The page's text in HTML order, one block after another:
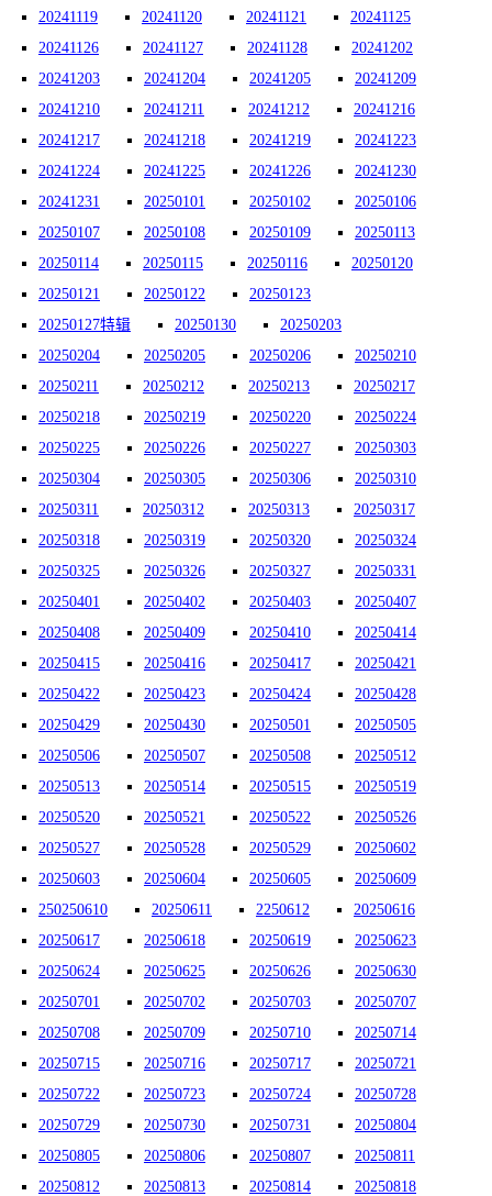
20241119
20241120 20241121
20241125
20241126
20241127 20241128
20241202
20241203
20241204 20241205
20241209
20241210
20241211 20241212
20241216
20241217
20241218 20241219
20241223
20241224
20241225 20241226
20241230
20241231
20250101 20250102
20250106
20250107
20250108 20250109
20250113
20250114
20250115 20250116
20250120
20250121
20250122
20250123
20250127特辑
20250130
20250203
20250204
20250205 20250206
20250210
20250211
20250212 20250213
20250217
20250218
20250219 20250220
20250224
20250225
20250226 20250227
20250303
20250304
20250305 20250306
20250310
20250311
20250312 20250313
20250317
20250318
20250319 20250320
20250324
20250325
20250326 20250327
20250331
20250401
20250402 20250403
20250407
20250408
20250409 20250410
20250414
20250415
20250416 20250417
20250421
20250422
20250423 20250424
20250428
20250429
20250430 20250501
20250505
20250506
20250507 20250508
20250512
20250513
20250514 20250515
20250519
20250520
20250521 20250522
20250526
20250527
20250528 20250529
20250602
20250603
20250604 20250605
20250609
250250610
20250611 2250612
20250616
20250617
20250618 20250619
20250623
20250624
20250625 20250626
20250630
20250701
20250702 20250703
20250707
20250708
20250709 20250710
20250714
20250715
20250716 20250717
20250721
20250722
20250723 20250724
20250728
20250729
20250730 20250731
20250804
20250805
20250806 20250807
20250811
20250812
20250813 20250814 20250818